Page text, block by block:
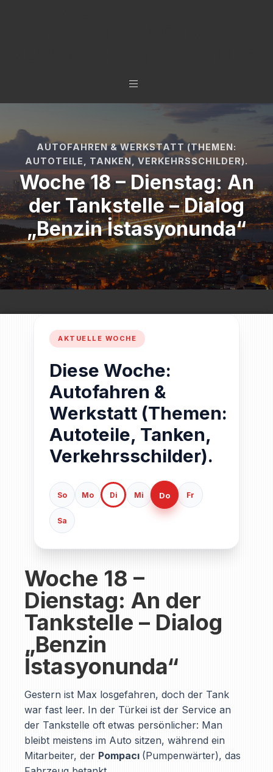
AUTOFAHREN & WERKSTATT (THEMEN:
AUTOTEILE, TANKEN, VERKEHRSSCHILDER).
Woche 18 – Dienstag: An
der Tankstelle – Dialog
„Benzin İstasyonunda“
Diese Woche:
Autofahren &
Werkstatt (Themen:
Autoteile, Tanken,
Verkehrsschilder).
So Mo Di Mi Do Fr
Sa
Woche 18 –
Dienstag: An der
Tankstelle – Dialog
„Benzin
İstasyonunda“
Gestern ist Max losgefahren, doch der Tank
war fast leer. In der Türkei ist der Service an
der Tankstelle oft etwas persönlicher: Man
bleibt meistens im Auto sitzen, während ein
Mitarbeiter, der Pompacı (Pumpenwärter), das